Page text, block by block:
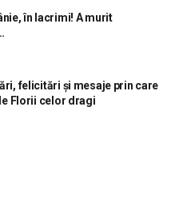
în lacrimi! A murit
felicitări și mesaje prin care
Florii celor dragi